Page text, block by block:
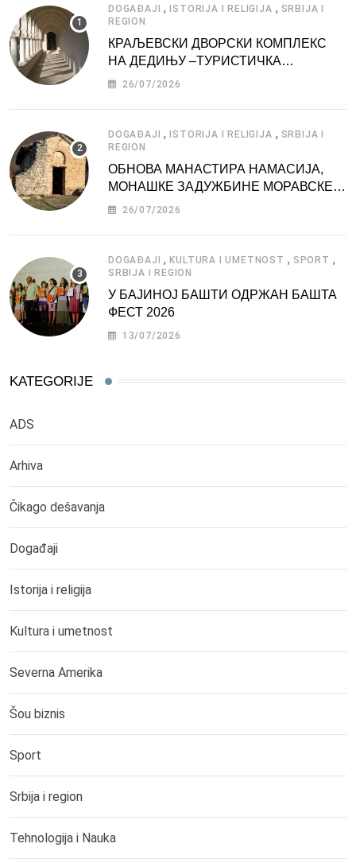
DOGAĐAJI ,ISTORIJA I RELIGIJA , SRBIJA I
REGION
КРАЉЕВСКИ ДВОРСКИ КОМПЛЕКС
НА ДЕДИЊУ –ТУРИСТИЧКА
АТРАКЦИЈА
26/07/2026
DOGAĐAJI ,ISTORIJA I RELIGIJA , SRBIJA I
REGION
ОБНОВА МАНАСТИРА НАМАСИЈА,
МОНАШКЕ ЗАДУЖБИНЕ МОРАВСКЕ
СРБИЈЕ
26/07/2026
DOGAĐAJI ,KULTURA I UMETNOST , SPORT ,
SRBIJA I REGION
У БАЈИНОЈ БАШТИ ОДРЖАН БАШТА
ФЕСТ 2026
13/07/2026
KATEGORIJE
ADS
Arhiva
Čikago dešavanja
Događaji
Istorija i religija
Kultura i umetnost
Severna Amerika
Šou biznis
Sport
Srbija i region
Tehnologija i Nauka